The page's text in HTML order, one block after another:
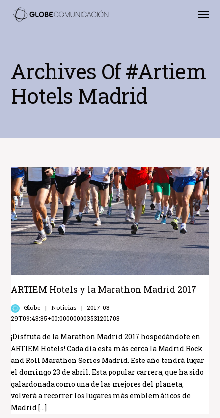
Archives Of #artiem
Hotels Madrid
ARTIEM Hotels y la Marathon Madrid 2017
Globe Noticias
2017-03-
29T09:43:35+00:000000003531201703
¡Disfruta de la Marathon Madrid 2017 hospedándote en
ARTIEM Hotels! Cada día está más cerca la Madrid Rock
and Roll Marathon Series Madrid. Este año tendrá lugar
el domingo 23 de abril. Esta popular carrera, que ha sido
galardonada como una de las mejores del planeta,
volverá a recorrer los lugares más emblemáticos de
Madrid […]